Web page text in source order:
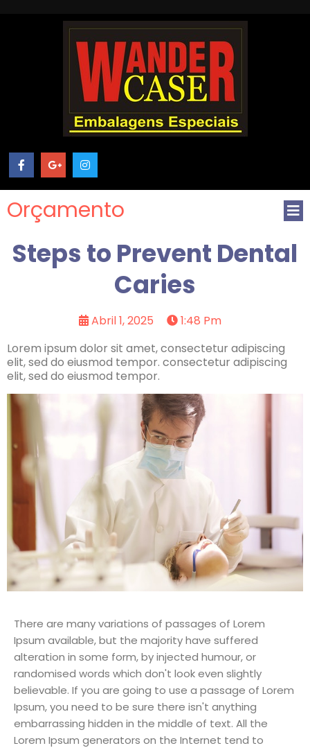
Orçamento
Steps to Prevent Dental
Caries
Abril 1, 2025
1:48 Pm
Lorem ipsum dolor sit amet, consectetur adipiscing
elit, sed do eiusmod tempor. consectetur adipiscing
elit, sed do eiusmod tempor.
There are many variations of passages of Lorem
Ipsum available, but the majority have suffered
alteration in some form, by injected humour, or
randomised words which don't look even slightly
believable. If you are going to use a passage of Lorem
Ipsum, you need to be sure there isn't anything
embarrassing hidden in the middle of text. All the
Lorem Ipsum generators on the Internet tend to